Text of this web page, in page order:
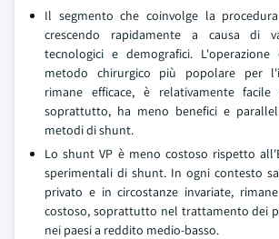
Il segmento che coinvolge la
crescendo rapidamente a causa di
tecnologici e demografici.
metodo chirurgico più popolare per
rimane efficace, è relativamente
soprattutto, ha meno benefici e
metodi di shunt.
Lo shunt VP è meno costoso rispetto
sperimentali di shunt. In ogni contesto
privato e in circostanze invariate,
costoso, soprattutto nel trattamento dei
nei paesi a reddito medio-basso.